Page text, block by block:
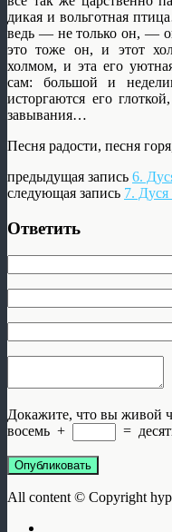
дикая и вольготная
ведь — не только он, —
это тоже он, и этот
холмом, и эта его
сам: большой и
исторгаются его
завывания…
Песня радости, песня
предыдущая запись 6.
следующая запись 7.
Ответить
Докажите, что вы живой
восемь + =
Опубликовать
All content © Copyright